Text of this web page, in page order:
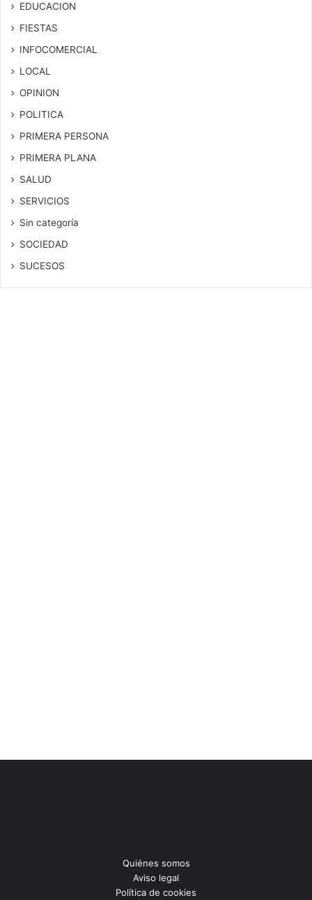
EDUCACION
FIESTAS
INFOCOMERCIAL
LOCAL
OPINION
POLITICA
PRIMERA PERSONA
PRIMERA PLANA
SALUD
SERVICIOS
Sin categoría
SOCIEDAD
SUCESOS
Quiénes somos
Aviso legal
Política de cookies